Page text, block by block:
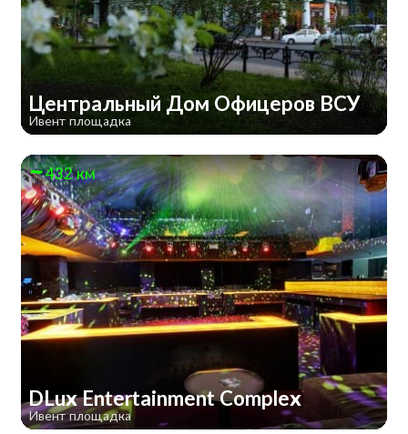
Центральный Дом Офицеров ВСУ
Ивент площадка
432 км
DLux Entertainment Complex
Ивент площадка